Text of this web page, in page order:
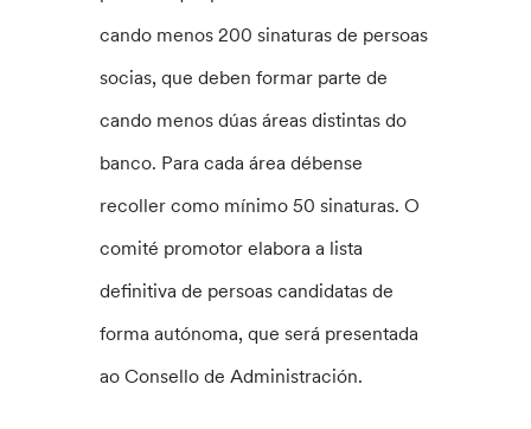
cando menos 200 sinaturas de persoas
socias, que deben formar parte de
cando menos dúas áreas distintas do
banco. Para cada área débense
recoller como mínimo 50 sinaturas. O
comité promotor elabora a lista
definitiva de persoas candidatas de
forma autónoma, que será presentada
ao Consello de Administración.